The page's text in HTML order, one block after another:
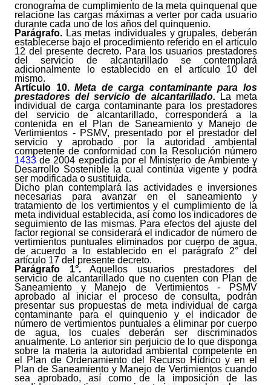
cronograma de cumplimiento de la meta quinquenal que
relacione las cargas máximas a verter por cada usuario
durante cada uno de los años del quinquenio.
Parágrafo. Las metas individuales y grupales, deberán
establecerse bajo el procedimiento referido en el artículo
12 del presente decreto. Para los usuarios prestadores
del servicio de alcantarillado se contemplará
adicionalmente lo establecido en el artículo 10 del
mismo.
Artículo 10.Meta de carga contaminante para los
prestadores del servicio de alcantarillado.
La meta
individual de carga contaminante para los prestadores
del servicio de alcantarillado, corresponderá a la
contenida en el Plan de Saneamiento y Manejo de
Vertimientos - PSMV, presentado por el prestador del
servicio y aprobado por la autoridad ambiental
competente de conformidad con la Resolución número
1433 de 2004 expedida por el Ministerio de Ambiente y
Desarrollo Sostenible la cual continúa vigente y podrá
ser modificada o sustituida.
Dicho plan contemplará las actividades e inversiones
necesarias para avanzar en el saneamiento y
tratamiento de los vertimientos y el cumplimiento de la
meta individual establecida, así como los indicadores de
seguimiento de las mismas. Para efectos del ajuste del
factor regional se considerará el indicador de número de
vertimientos puntuales eliminados por cuerpo de agua,
de acuerdo a lo establecido en el parágrafo 2° del
artículo 17 del presente decreto.
Parágrafo 1°.Aquellos usuarios prestadores del
servicio de alcantarillado que no cuenten con Plan de
Saneamiento y Manejo de Vertimientos - PSMV
aprobado al iniciar el proceso de consulta, podrán
presentar sus propuestas de meta individual de carga
contaminante para el quinquenio y el indicador de
número de vertimientos puntuales a eliminar por cuerpo
de agua, los cuales deberán ser discriminados
anualmente. Lo anterior sin perjuicio de lo que disponga
sobre la materia la autoridad ambiental competente en
el Plan de Ordenamiento del Recurso Hídrico y en el
Plan de Saneamiento y Manejo de Vertimientos cuando
sea aprobado, así como de la imposición de las